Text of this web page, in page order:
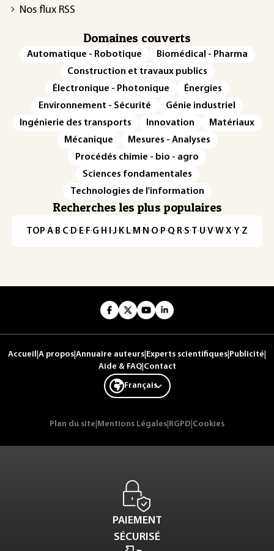
Nos flux RSS
Domaines couverts
Automatique - Robotique
Biomédical - Pharma
Construction et travaux publics
Électronique - Photonique
Énergies
Environnement - Sécurité
Génie industriel
Ingénierie des transports
Innovation
Matériaux
Mécanique
Mesures - Analyses
Procédés chimie - bio - agro
Sciences fondamentales
Technologies de l'information
Recherches les plus populaires
TOP·A·B·C· D· E· F·G· H · ·J· K· L· M · N ·O· P·Q· R·S·T·U·V·W·X·Y·Z
Accueil A propos Annuaire auteurs Experts scientifiques Publicité
Aide & FAQ| Contact
Français
Plan du site Mentions Légales RGPD Cookies
PAIEMENT
SÉCURISÉ